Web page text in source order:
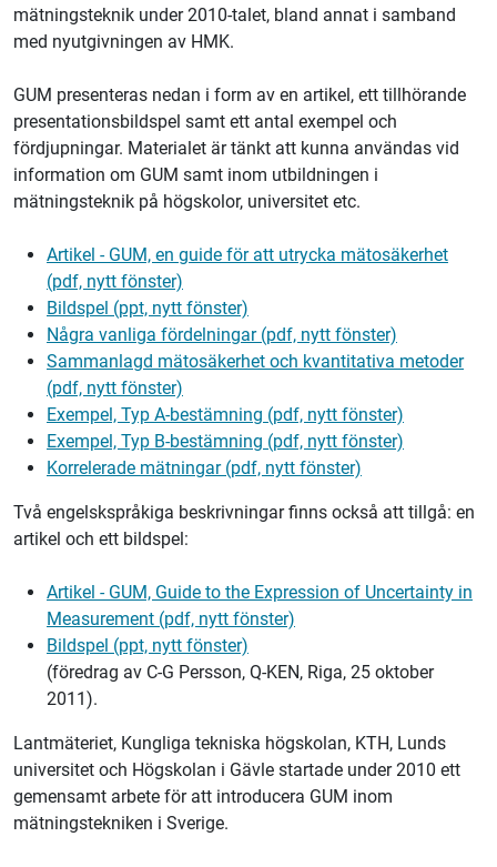
mätningsteknik under 2010-talet, bland annat i samband
med nyutgivningen av HMK.
GUM presenteras nedan i form av en artikel, ett tillhörande
presentationsbildspel samt ett antal exempel och
fördjupningar. Materialet är tänkt att kunna användas vid
information om GUM samt inom utbildningen i
mätningsteknik på högskolor, universitet etc.
Artikel - GUM, en guide för att utrycka mätosäkerhet
(pdf, nytt fönster)
Bildspel (ppt, nytt fönster)
Några vanliga fördelningar (pdf, nytt fönster)
Sammanlagd mätosäkerhet och kvantitativa metoder
(pdf, nytt fönster)
Exempel, Typ A-bestämning (pdf, nytt fönster)
Exempel, Typ B-bestämning (pdf, nytt fönster)
Korrelerade mätningar (pdf, nytt fönster)
Två engelskspråkiga beskrivningar finns också att tillgå: en
artikel och ett bildspel:
Artikel - GUM, Guide to the Expression of Uncertainty in
Measurement (pdf, nytt fönster)
Bildspel (ppt, nytt fönster)
(föredrag av C-G Persson, Q-KEN, Riga, 25 oktober
2011).
Lantmäteriet, Kungliga tekniska högskolan, KTH, Lunds
universitet och Högskolan i Gävle startade under 2010 ett
gemensamt arbete för att introducera GUM inom
mätningstekniken i Sverige.